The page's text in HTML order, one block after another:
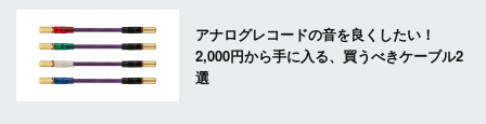
アナログレコードの音を良くしたい！
2,000円から手に入る、買うべきケーブル2
選